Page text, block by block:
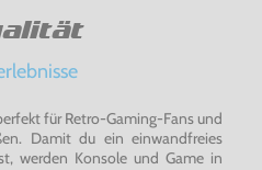
für Retro-Gaming-Fans und
Damit du ein einwandfreies
werden Konsole und Game in